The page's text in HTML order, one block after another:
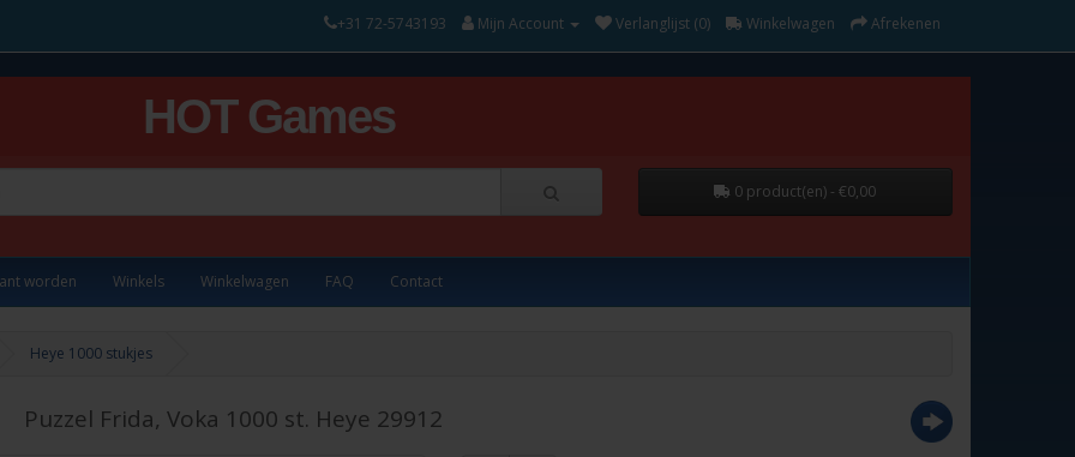
+31 72-5743193 Mijn Account Verlanglijst (0) Winkelwagen Afrekenen
HOT Games
0 product(en) - €0,00
worden Winkels Winkelwagen FAQ Contact
Heye 1000 stukjes
Puzzel Frida, Voka 1000 st. Heye 29912